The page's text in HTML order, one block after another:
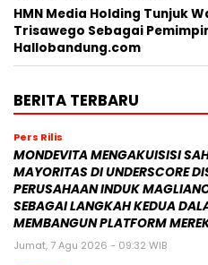
HMN Media Holding Tunjuk
Trisawego Sebagai
Hallobandung.com
BERITA TERBARU
Pers Rilis
MONDEVITA MENGAKUISISI
MAYORITAS DI UNDERSCORE
PERUSAHAAN INDUK
SEBAGAI LANGKAH KEDUA
MEMBANGUN PLATFORM
Jumat, 7 Agu 2026 - 09:32 WIB